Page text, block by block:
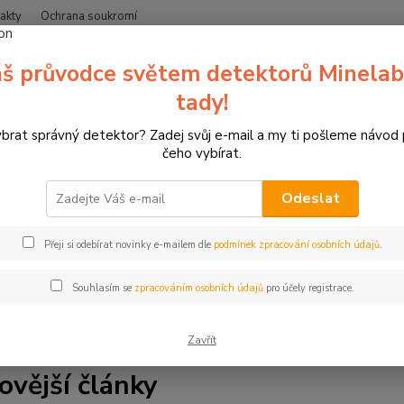
Ochrana soukromí
Hledat
blogu zipsy.cz. Jsme specializovaný prodejce detektorů
vše, co potřebujete vědět. Najdete zde tipy a rady pro
také články o lukostřelbě, 3D terčích a závodech. Ať už jste
články
průvodce světem detektorů
tady!
správný detektor? Zadej svůj e-mail a my ti pošleme návod
čeho vybírat.
Odeslat
Přeji si odebírat novinky e-mailem dle podmínek zpracování osobních údajů.
Souhlasím se zpracováním osobních údajůpro účely registrace.
Zavřít